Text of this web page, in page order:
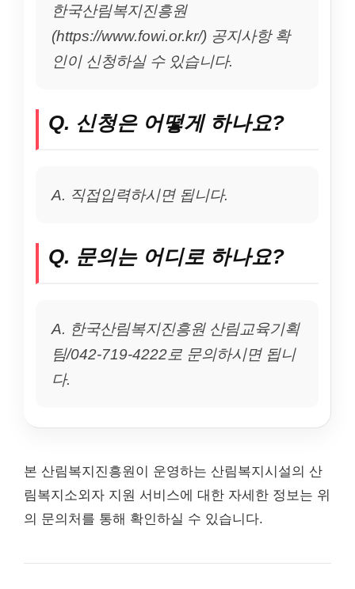
한국산림복지진흥원
(https://www.fowi.or.kr/) 공지사항 확
인이 신청하실 수 있습니다.
Q. 신청은 어떻게 하나요?
A. 직접입력하시면 됩니다.
Q. 문의는 어디로 하나요?
A. 한국산림복지진흥원 산림교육기획
팀/042-719-4222로 문의하시면 됩니
다.
본 산림복지진흥원이 운영하는 산림복지시설의 산
림복지소외자 지원 서비스에 대한 자세한 정보는 위
의 문의처를 통해 확인하실 수 있습니다.